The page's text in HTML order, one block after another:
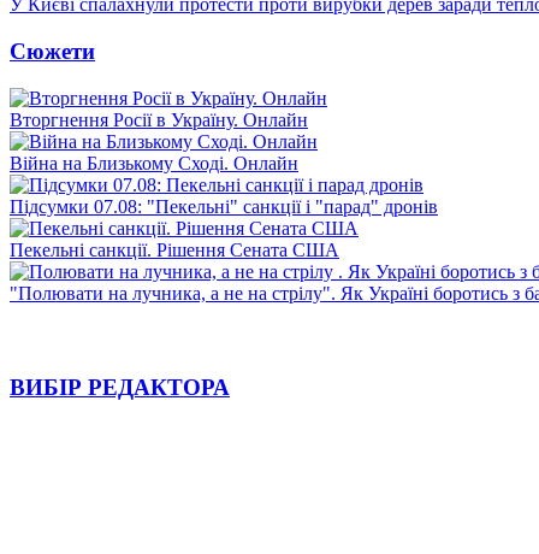
У Києві спалахнули протести проти вирубки дерев заради
Сюжети
Вторгнення Росії в Україну. Онлайн
Війна на Близькому Сході. Онлайн
Підсумки 07.08: "Пекельні" санкції і "парад" дронів
Пекельні санкції. Рішення Сената США
"Полювати на лучника, а не на стрілу". Як Україні боротись з
ВИБІР РЕДАКТОРА